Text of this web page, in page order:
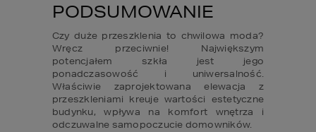
PODSUMOWANIE
Czy duże przeszklenia to chwilowa moda?
Wręcz przeciwnie! Największym
potencjałem szkła jest jego
ponadczasowość i uniwersalność.
Właściwie zaprojektowana elewacja z
przeszkleniami kreuje wartości estetyczne
budynku, wpływa na komfort wnętrza i
odczuwalne samopoczucie domowników.